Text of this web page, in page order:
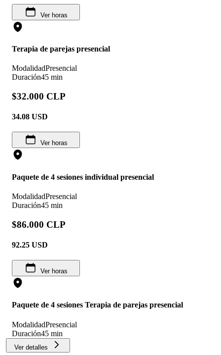
Ver horas
Terapia de parejas presencial
ModalidadPresencial
Duración45 min
$32.000 CLP
34.08 USD
Ver horas
Paquete de 4 sesiones individual presencial
ModalidadPresencial
Duración45 min
$86.000 CLP
92.25 USD
Ver horas
Paquete de 4 sesiones Terapia de parejas presencial
ModalidadPresencial
Duración45 min
Ver detalles